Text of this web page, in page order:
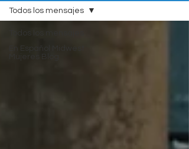
Todos los mensajes
Todos los mensajes